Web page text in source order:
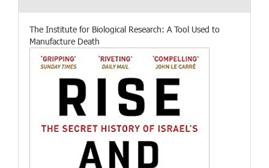
The Institute for Biological Research: A Tool Used to
Manufacture Death